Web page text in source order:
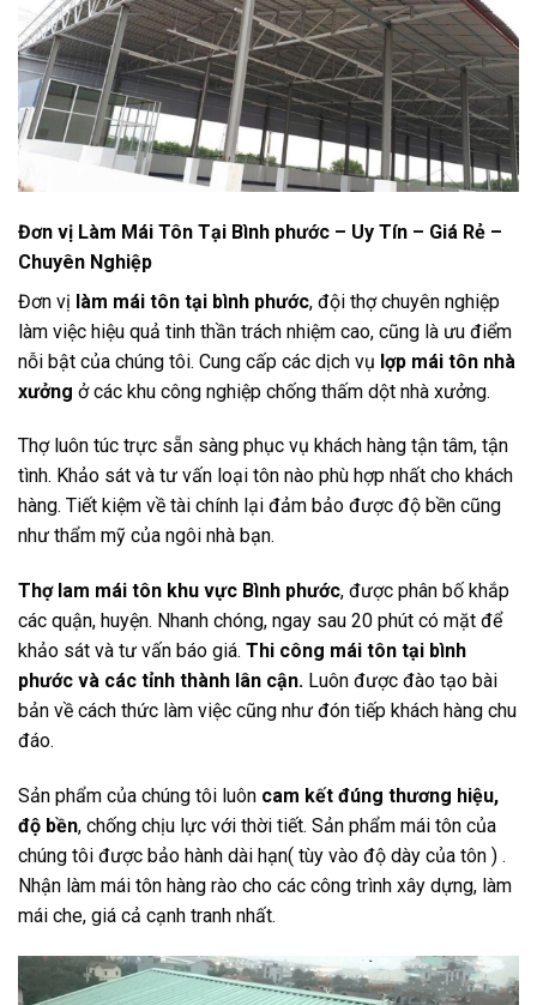
Đơn vị Làm Mái Tôn Tại Bình phước – Uy Tín – Giá Rẻ –
Chuyên Nghiệp
Đơn vị làm mái tôn tại bình phước, đội thợ chuyên nghiệp
làm việc hiệu quả tinh thần trách nhiệm cao, cũng là ưu điểm
nỗi bật của chúng tôi. Cung cấp các dịch vụ lợp mái tôn nhà
xưởng ở các khu công nghiệp chống thấm dột nhà xưởng.
Thợ luôn túc trực sẵn sàng phục vụ khách hàng tận tâm, tận
tình. Khảo sát và tư vấn loại tôn nào phù hợp nhất cho khách
hàng. Tiết kiệm về tài chính lại đảm bảo được độ bền cũng
như thẩm mỹ của ngôi nhà bạn.
Thợ lam mái tôn khu vực Bình phước, được phân bố khắp
các quận, huyện. Nhanh chóng, ngay sau 20 phút có mặt để
khảo sát và tư vấn báo giá. Thi công mái tôn tại bình
phước và các tỉnh thành lân cận. Luôn được đào tạo bài
bản về cách thức làm việc cũng như đón tiếp khách hàng chu
đáo.
Sản phẩm của chúng tôi luôn cam kết đúng thương hiệu,
độ bền, chống chịu lực với thời tiết. Sản phẩm mái tôn của
chúng tôi được bảo hành dài hạn( tùy vào độ dày của tôn ) .
Nhận làm mái tôn hàng rào cho các công trình xây dựng, làm
mái che, giá cả cạnh tranh nhất.